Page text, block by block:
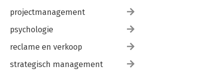
projectmanagement
psychologie
reclame en verkoop
strategisch management